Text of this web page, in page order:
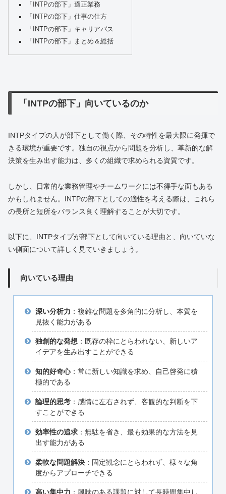
「INTPの部下」適正業務
「INTPの部下」仕事の仕方
「INTPの部下」キャリアパス
「INTPの部下」まとめ＆総括
「INTPの部下」向いているのか
INTPタイプの人が部下として働く際、その特性を最大限に発揮で
きる環境が重要です。独自の視点から問題を分析し、革新的な解
決策を生み出す能力は、多くの組織で求められる資質です。
しかし、日常的な業務管理やチームワークには不得手な面もある
かもしれません。INTPの部下としての適性を考える際は、これら
の長所と短所をバランス良く理解することが大切です。
以下に、INTPタイプが部下として向いている理由と、向いていな
い側面について詳しく見ていきましょう。
向いている理由
深い分析力 ：複雑な問題を多角的に分析し、本質を
見抜く能力がある
独創的な発想：既存の枠にとらわれない、新しいア
イデアを生み出すことができる
知的好奇心：常に新しい知識を求め、自己啓発に積
極的である
論理的思考：感情に左右されず、客観的な判断を下
すことができる
効率性の追求：無駄を省き、最も効果的な方法を見
出す能力がある
柔軟な問題解決：固定観念にとらわれず、様々な角
度からアプローチできる
高い集中力 ：興味のある課題に対して長時間集中し